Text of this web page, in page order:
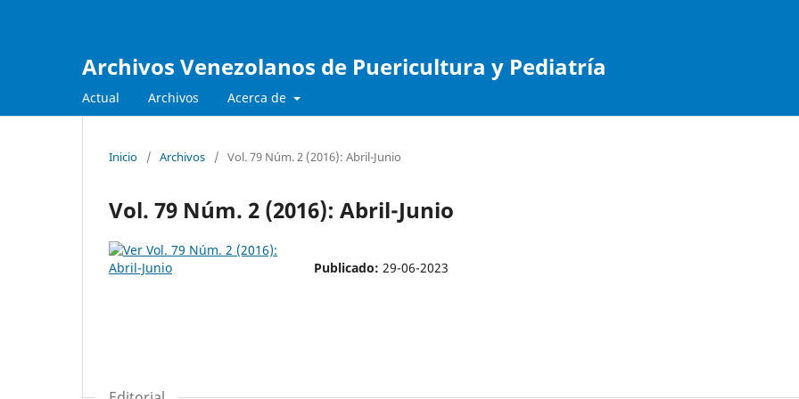
Archivos Venezolanos de Puericultura y Pediatría
Actual Archivos Acerca de
Inicio / Archivos / Vol. 79 Núm. 2 (2016): Abril-Junio
Vol. 79 Núm. 2 (2016): Abril-Junio
Publicado: 29-06-2023